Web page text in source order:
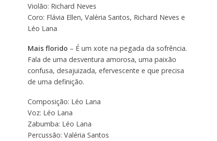
Violão: Richard Neves
Coro: Flávia Ellen, Valéria Santos, Richard Neves e
Léo Lana
Mais florido – É um xote na pegada da sofrência.
Fala de uma desventura amorosa, uma paixão
confusa, desajuizada, efervescente e que precisa
de uma definição.
Composição: Léo Lana
Voz: Léo Lana
Zabumba: Léo Lana
Percussão: Valéria Santos